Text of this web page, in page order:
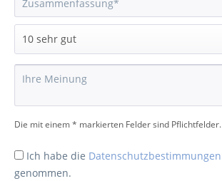
Die mit einem * markierten Felder sind Pflichtfelder.
Ich habe die Datenschutzbestimmungen
genommen.